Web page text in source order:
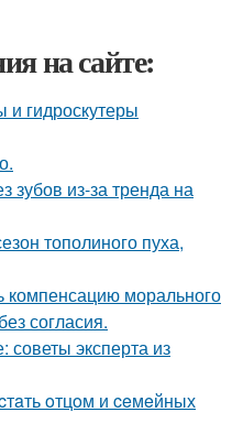
на сайте:
гидроскутеры
зубов из-за тренда на
тополиного пуха,
компенсацию морального
согласия.
советы эксперта из
oтцoм и ceмeйных